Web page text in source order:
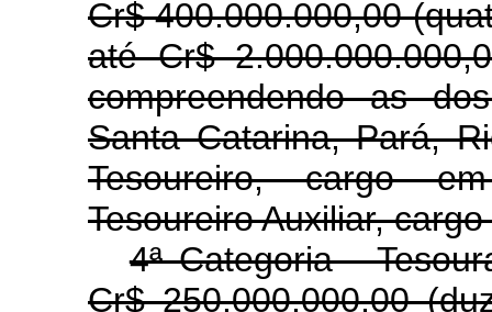
Cr$ 400.000.000,00
até Cr$
compreendendo as
Santa Catarina, Pará,
Tesoureiro, cargo
Tesoureiro Auxiliar,
4ª Categoria -
Cr$ 250.000.000,00